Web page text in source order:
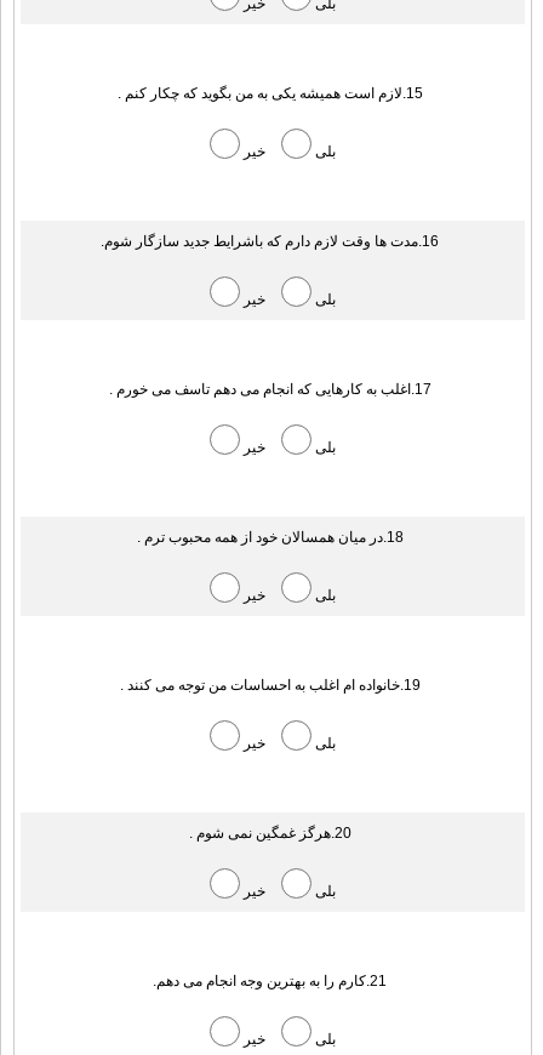
بلی خیر
15.لازم است همیشه یکی به من بگوید که چکار کنم .
بلی خیر
16.مدت ها وقت لازم دارم که باشرایط جدید سازگار شوم.
بلی خیر
17.اغلب به کارهایی که انجام می دهم تاسف می خورم .
بلی خیر
18.در میان همسالان خود از همه محبوب ترم .
بلی خیر
19.خانواده ام اغلب به احساسات من توجه می کنند .
بلی خیر
20.هرگز غمگین نمی شوم .
بلی خیر
21.کارم را به بهترین وجه انجام می دهم.
بلی خیر